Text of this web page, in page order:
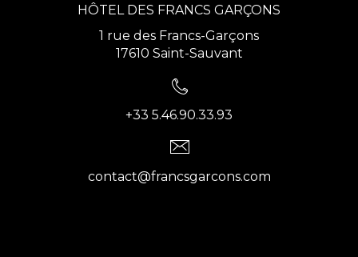
HÔTEL DES FRANCS GARÇONS
1 rue des Francs-Garçons
17610 Saint-Sauvant
+33 5.46.90.33.93
contact@francsgarcons.com